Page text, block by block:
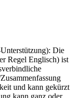
Die
Regel Englisch) ist
und kann gekürzt
kann ganz oder